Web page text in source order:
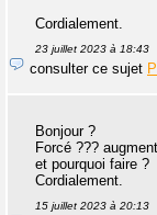
Cordialement.
23 juillet 2023 à 18:43
consulter ce sujet
Bonjour ?
Forcé ???
et pourquoi faire ?
Cordialement.
15 juillet 2023 à 20:13